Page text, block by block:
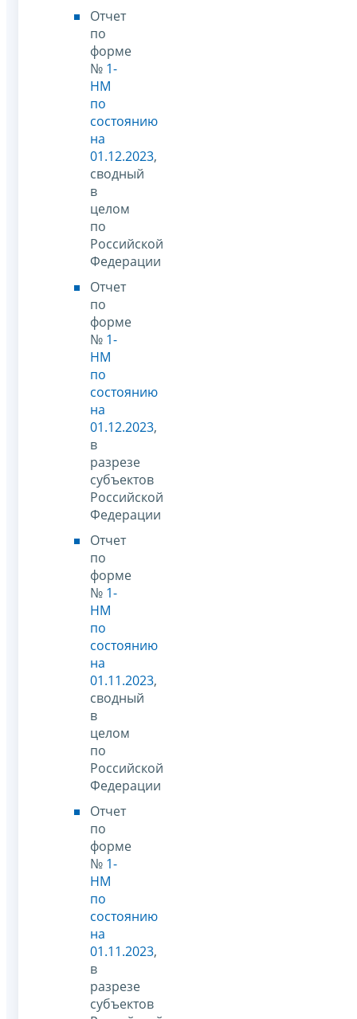
Отчет
по
форме
№ 1-
НМ
по
состоянию
на
01.12.2023,
сводный
в
целом
по
Российской
Федерации
Отчет
по
форме
№ 1-
НМ
по
состоянию
на
01.12.2023,
в
разрезе
субъектов
Российской
Федерации
Отчет
по
форме
№ 1-
НМ
по
состоянию
на
01.11.2023,
сводный
в
целом
по
Российской
Федерации
Отчет
по
форме
№ 1-
НМ
по
состоянию
на
01.11.2023,
в
разрезе
субъектов